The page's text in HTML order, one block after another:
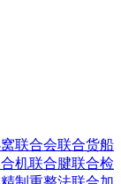
联合会联合货船
机联合腱联合检